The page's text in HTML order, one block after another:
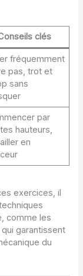
clés
fréquemment
pas, trot et
sans
par
hauteurs,
en
exercices, il
comme les
garantissent
du